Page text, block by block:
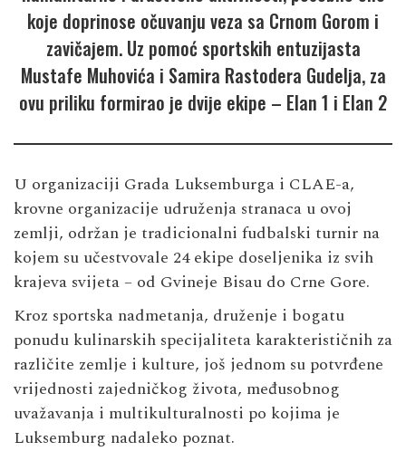
koje doprinose očuvanju veza sa Crnom Gorom i
zavičajem. Uz pomoć sportskih entuzijasta
Mustafe Muhovića i Samira Rastodera Gudelja, za
ovu priliku formirao je dvije ekipe – Elan 1 i Elan 2
U organizaciji Grada Luksemburga i CLAE-a,
krovne organizacije udruženja stranaca u ovoj
zemlji, održan je tradicionalni fudbalski turnir na
kojem su učestvovale 24 ekipe doseljenika iz svih
krajeva svijeta – od Gvineje Bisau do Crne Gore.
Kroz sportska nadmetanja, druženje i bogatu
ponudu kulinarskih specijaliteta karakterističnih za
različite zemlje i kulture, još jednom su potvrđene
vrijednosti zajedničkog života, međusobnog
uvažavanja i multikulturalnosti po kojima je
Luksemburg nadaleko poznat.